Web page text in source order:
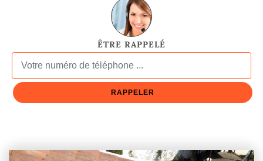
ÊTRE RAPPELÉ